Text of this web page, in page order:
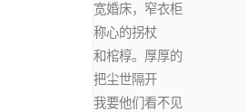
宽婚床，窄衣柜
称心的拐杖
和棺椁。厚厚的
把尘世隔开
我要他们看不见